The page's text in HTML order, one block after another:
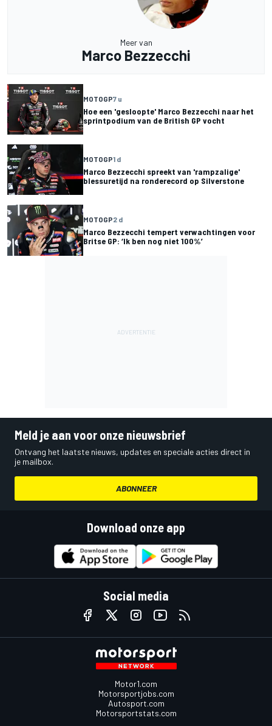
Meer van
Marco Bezzecchi
MOTOGP7 u
Hoe een 'gesloopte' Marco Bezzecchi naar het
sprintpodium van de British GP vocht
MOTOGP1 d
Marco Bezzecchi spreekt van 'rampzalige'
blessuretijd na ronderecord op Silverstone
MOTOGP2 d
Marco Bezzecchi tempert verwachtingen voor
Britse GP: ‘Ik ben nog niet 100%’
Meld je aan voor onze nieuwsbrief
Ontvang het laatste nieuws, updates en speciale acties direct in
je mailbox.
ABONNEER
Download onze app
Social media
Motor1.com
Motorsportjobs.com
Autosport.com
Motorsportstats.com